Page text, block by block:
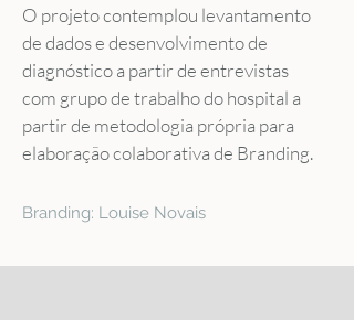
O projeto contemplou levantamento
de dados e desenvolvimento de
diagnóstico a partir de entrevistas
com grupo de trabalho do hospital a
partir de metodologia própria para
elaboração colaborativa de Branding.
Branding: Louise Novais